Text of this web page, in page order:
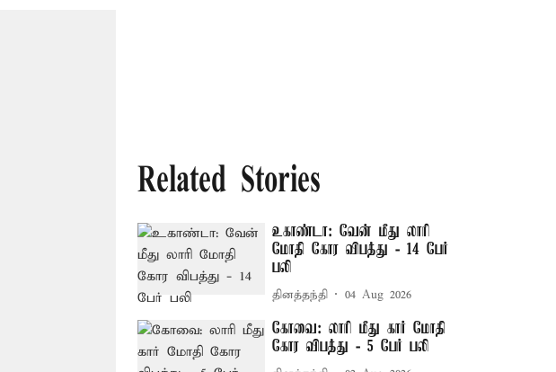
Related Stories
உகாண்டா: வேன் மீது லாரி
மோதி கோர விபத்து - 14 பேர்
பலி
தினத்தந்தி 04 Aug 2026
கோவை: லாரி மீது கார் மோதி
கோர விபத்து - 5 பேர் பலி